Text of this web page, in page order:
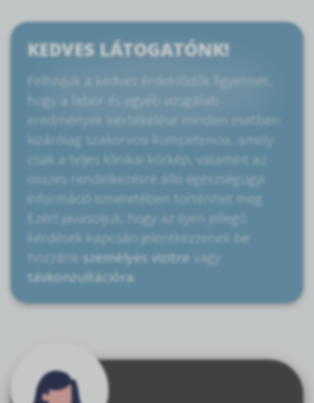
KEDVES LÁTOGATÓNK!
Felhívjuk a kedves érdeklődők figyelmét,
hogy a labor és egyéb vizsgálati
eredmények kiértékelése minden esetben
kizárólag szakorvosi kompetencia, amely
csak a teljes klinikai kórkép, valamint az
összes rendelkezésre álló egészségügyi
információ ismeretében történhet meg.
Ezért javasoljuk, hogy az ilyen jellegű
kérdések kapcsán jelentkezzenek be
hozzánk személyes vizitre vagy
távkonzultációra